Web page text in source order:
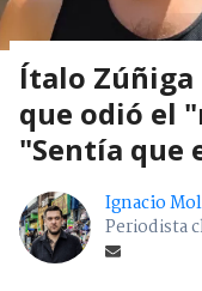
Ítalo Zúñiga
que odió el
"Sentía que
Ignacio
Periodista